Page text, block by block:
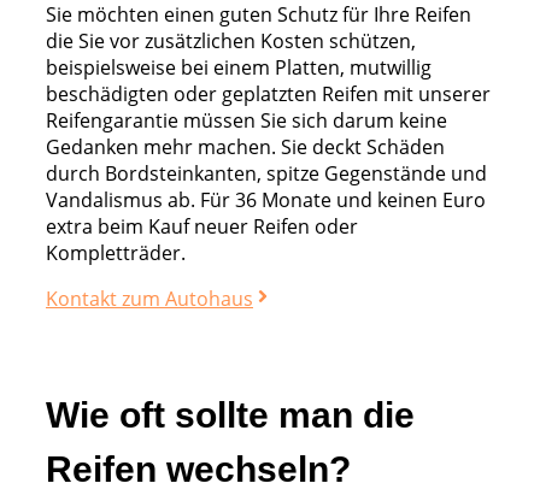
Sie möchten einen guten Schutz für Ihre Reifen
die Sie vor zusätzlichen Kosten schützen,
beispielsweise bei einem Platten, mutwillig
beschädigten oder geplatzten Reifen mit unserer
Reifengarantie müssen Sie sich darum keine
Gedanken mehr machen. Sie deckt Schäden
durch Bordsteinkanten, spitze Gegenstände und
Vandalismus ab. Für 36 Monate und keinen Euro
extra beim Kauf neuer Reifen oder
Kompletträder.
Kontakt zum Autohaus
Wie oft sollte man die
Reifen wechseln?